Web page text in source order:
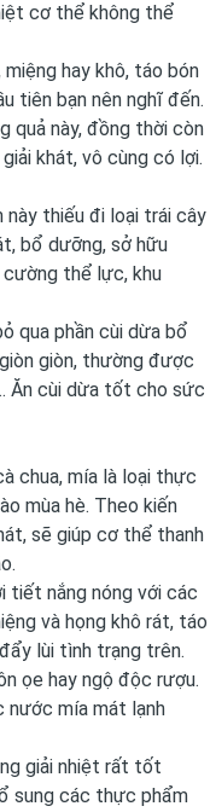
cơ thể không thể
hay khô, táo bón
tiên bạn nên nghĩ đến.
quả này, đồng thời còn
khát, vô cùng có lợi.
thiếu đi loại trái cây
bổ dưỡng, sở hữu
cường thể lực, khu
qua phần cùi dừa bổ
giòn, thường được
Ăn cùi dừa tốt cho sức
chua, mía là loại thực
mùa hè. Theo kiến
sẽ giúp cơ thể thanh
tiết nắng nóng với các
và họng khô rát, táo
lùi tình trạng trên.
ọe hay ngộ độc rượu.
nước mía mát lạnh
giải nhiệt rất tốt
sung các thực phẩm